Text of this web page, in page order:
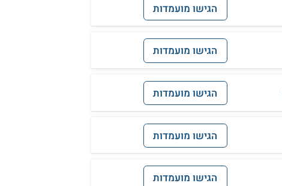
הגישו מועמדות
הגישו מועמדות
הגישו מועמדות
הגישו מועמדות
הגישו מועמדות